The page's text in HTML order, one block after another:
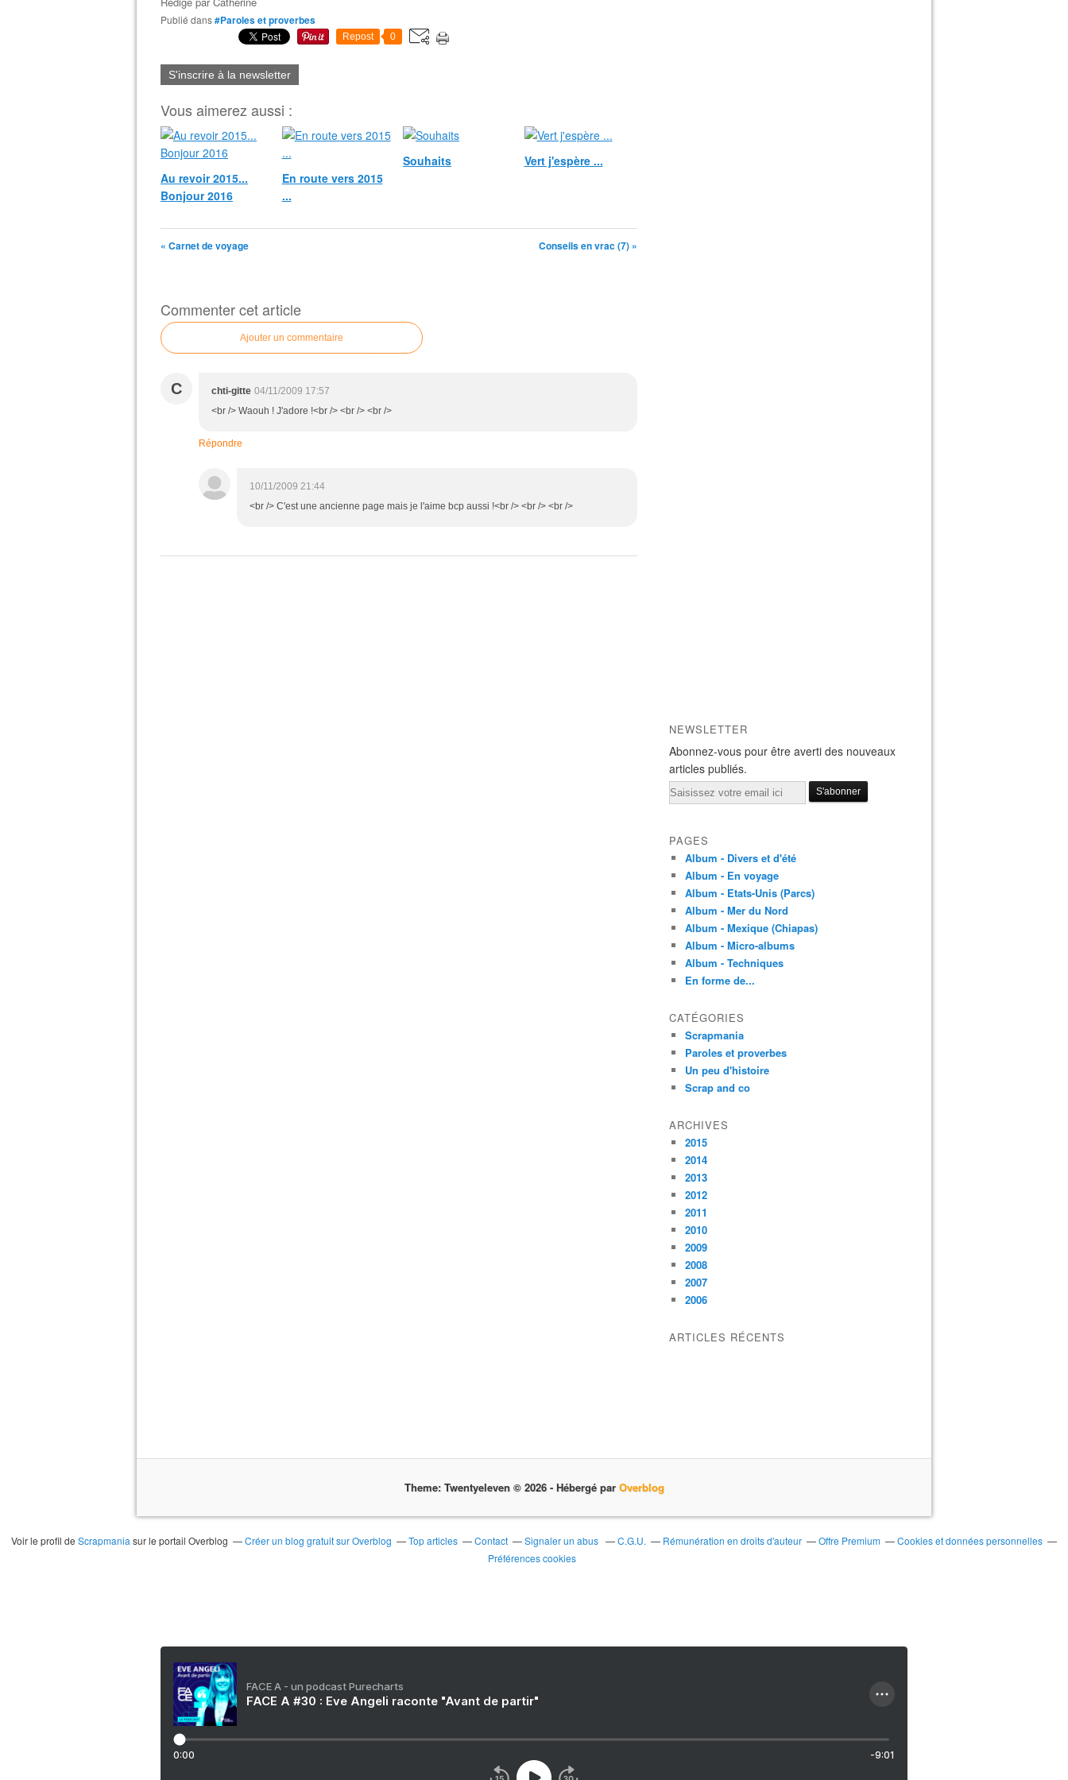
Publié dans#Paroles et proverbes
Repost 0
S'inscrire à la newsletter
Vous aimerez aussi :
Au revoir 2015...
Bonjour 2016
En route vers 2015
...
Souhaits Vert j'espère ...
« Carnet de voyage Conseils en vrac (7) »
Commenter cet article
Ajouter un commentaire
C chti-gitte 04/11/2009 17:57
<br /> Waouh ! J'adore !<br /> <br /> <br />
Répondre
10/11/2009 21:44
<br /> C'est une ancienne page mais je l'aime bcp aussi !<br /> <br /> <br />
NEWSLETTER
Abonnez-vous pour être averti des nouveaux
articles publiés.
Email
PAGES
Album - Divers et d'été
Album - En voyage
Album - Etats-Unis (Parcs)
Album - Mer du Nord
Album - Mexique (Chiapas)
Album - Micro-albums
Album - Techniques
En forme de...
CATÉGORIES
Scrapmania
Paroles et proverbes
Un peu d'histoire
Scrap and co
ARCHIVES
2015
2014
2013
2012
2011
2010
2009
2008
2007
2006
ARTICLES RÉCENTS
Theme: Twentyeleven © 2026 - Hébergé par Overblog
Voir le profil de Scrapmania sur le portail Overblog Créer un blog gratuit sur Overblog Top articles Contact Signaler un abus C.G.U. Rémunération en droits d'auteur Offre Premium
Cookies et données personnelles
Préférences cookies
FACE A - un podcast Purecharts
FACE A #30 : Eve Angeli raconte "Avant de partir"
0:00 -9:01